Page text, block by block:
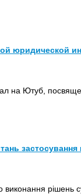
юридической
на Ютуб,
рішень